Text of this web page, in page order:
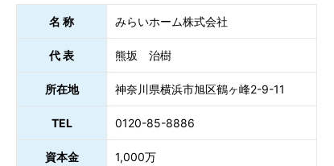
名 称 みらいホーム株式会社
代 表 熊坂 治樹
所在地 神奈川県横浜市旭区鶴ヶ峰2-9-11
TEL 0120-85-8886
資本金 1,000万